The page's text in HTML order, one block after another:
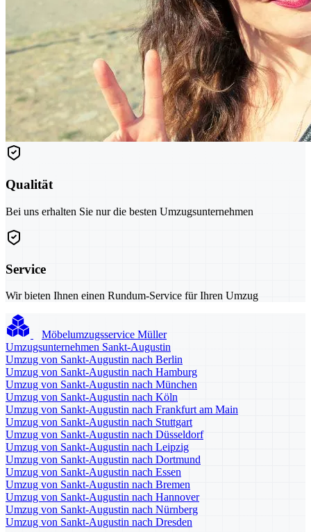
Qualität
Bei uns erhalten Sie nur die besten Umzugsunternehmen
Service
Wir bieten Ihnen einen Rundum-Service für Ihren Umzug
Möbelumzugsservice Müller
Umzugsunternehmen Sankt-Augustin
Umzug von Sankt-Augustin nach Berlin
Umzug von Sankt-Augustin nach Hamburg
Umzug von Sankt-Augustin nach München
Umzug von Sankt-Augustin nach Köln
Umzug von Sankt-Augustin nach Frankfurt am Main
Umzug von Sankt-Augustin nach Stuttgart
Umzug von Sankt-Augustin nach Düsseldorf
Umzug von Sankt-Augustin nach Leipzig
Umzug von Sankt-Augustin nach Dortmund
Umzug von Sankt-Augustin nach Essen
Umzug von Sankt-Augustin nach Bremen
Umzug von Sankt-Augustin nach Hannover
Umzug von Sankt-Augustin nach Nürnberg
Umzug von Sankt-Augustin nach Dresden